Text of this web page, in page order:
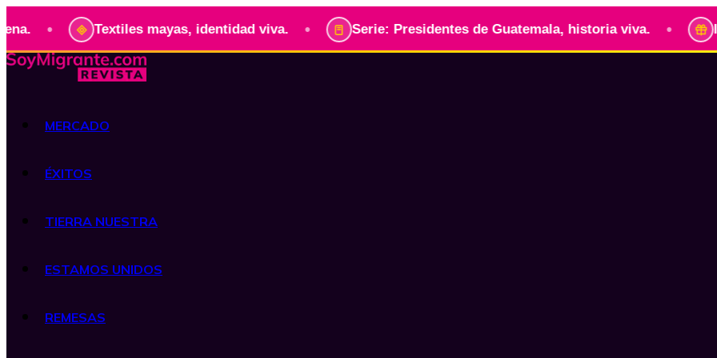
Textiles mayas, identidad viva. • Serie: Presidentes de Guatemala, historia viva. •
MERCADO
ÉXITOS
TIERRA NUESTRA
ESTAMOS UNIDOS
REMESAS